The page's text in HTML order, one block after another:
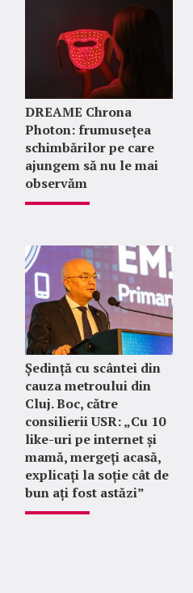
DREAME Chrona
Photon: frumusețea
schimbărilor pe care
ajungem să nu le mai
observăm
Ședință cu scântei din
cauza metroului din
Cluj. Boc, către
consilierii USR: „Cu 10
like-uri pe internet și
mamă, mergeți acasă,
explicați la soție cât de
bun ați fost astăzi”